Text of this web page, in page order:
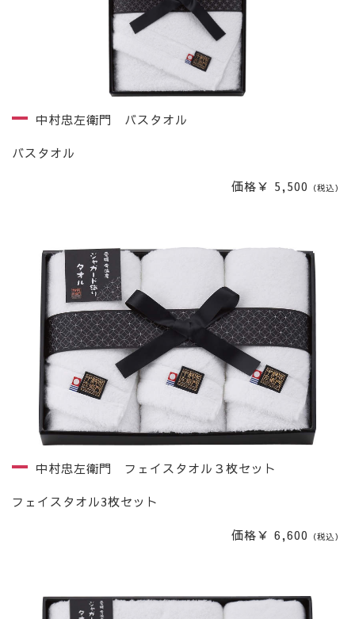
中村忠左衛門 バスタオル
バスタオル
価格￥ 5,500 （税込）
中村忠左衛門 フェイスタオル３枚セット
フェイスタオル3枚セット
価格￥ 6,600 （税込）